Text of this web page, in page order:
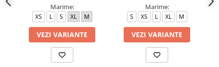
Marime:
XS L S XL M
VEZI VARIANTE
Marime:
S XS L XL M
VEZI VARIANTE